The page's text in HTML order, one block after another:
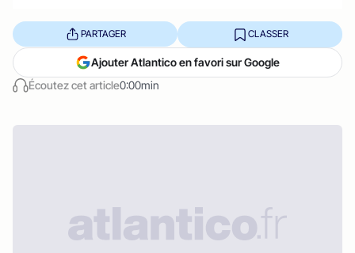
Écoutez cet article0:00min
PARTAGER CLASSER
Ajouter Atlantico en favori sur Google